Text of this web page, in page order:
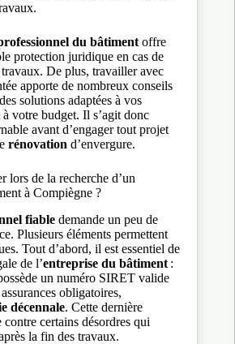
du bâtiment offre
protection juridique en cas de
De plus, travailler avec
apporte de nombreux conseils
solutions adaptées à vos
votre budget. Il s’agit donc
avant d’engager tout projet
rénovation d’envergure.
lors de la recherche d’un
à Compiègne ?
fiable demande un peu de
Plusieurs éléments permettent
Tout d’abord, il est essentiel de
de l’entreprise du bâtiment :
un numéro SIRET valide
obligatoires,
décennale. Cette dernière
certains désordres qui
la fin des travaux.